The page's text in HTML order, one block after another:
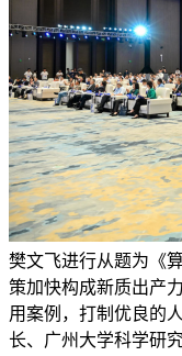
樊文飞进行从题为《
策加快构成新质出产
用案例，打制优良的
长、广州大学科学研